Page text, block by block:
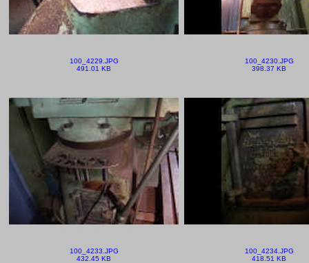
100_4229.JPG
491.01 KB
100_4230.JPG
398.37 KB
100_4233.JPG
432.45 KB
100_4234.JPG
418.51 KB